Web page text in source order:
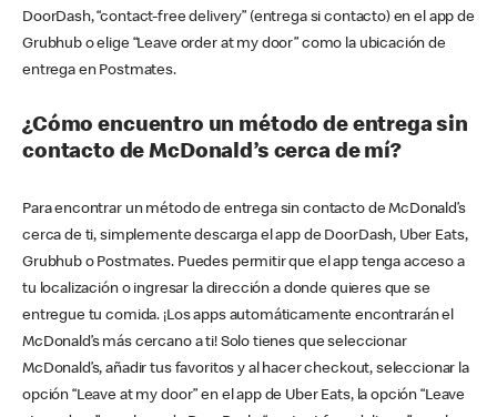
DoorDash, “contact-free delivery” (entrega si contacto) en el app de
Grubhub o elige “Leave order at my door” como la ubicación de
entrega en Postmates.
¿Cómo encuentro un método de entrega sin
contacto de McDonald’s cerca de mí?
Para encontrar un método de entrega sin contacto de McDonald’s
cerca de ti, simplemente descarga el app de DoorDash, Uber Eats,
Grubhub o Postmates. Puedes permitir que el app tenga acceso a
tu localización o ingresar la dirección a donde quieres que se
entregue tu comida. ¡Los apps automáticamente encontrarán el
McDonald’s más cercano a ti! Solo tienes que seleccionar
McDonald’s, añadir tus favoritos y al hacer checkout, seleccionar la
opción “Leave at my door” en el app de Uber Eats, la opción “Leave